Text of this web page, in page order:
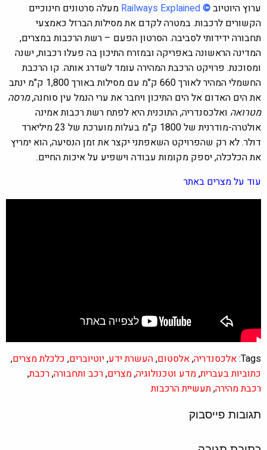
ערוץ היוטיוב©
Railways Explained מעלה סרטונים חינוכיים
הקשורים לרכבות. במטרה לקדם את מסילות הברזל כאמצעי
תחבורה ידידותי לסביבה.הסרטון הפעם – רשת הרכבות במצרים,
המדינה הראשונה באפריקה ובמזרח התיכון בה פעלו רכבות, ישנה
ומסוכנת. פרויקט הרכבת המהירה עומד לשדרג אותה. קו הרכבת
החשמלי המהיר לאורך 660 ק"מ עם מסילות באורך 1,800 ק"מ ינתב
את הים האדום אל הים התיכון ויחבר את ערי הנמל עין סוחנה,מרסה
מטרואה ואלכסנדריה, התוכנית היא לפתח רשת רכבות אמינה
אולטרה-מודרנית של 1800 ק"מ בעלות מוערכת של 23 מיליארד
דולר. לא רק שהפרויקט השאפתני יקצר את זמן הנסיעה, הוא ימריץ
את הכלכלה, יספק מקומות עבודה וישפיע על איכות החיים.
עוד על מצרים באתר
Tags: אלכסנדריה,אלסטום,העשרת ידע,יוטיוברים, כלכלת מצרים,
כתוביות בעברית,מדע וטכנולוגיה,מצרים,רכב ותחבורה,רכבת,
רכבת מהירה,תעשיית הרכבות
תגובות פייסבוק